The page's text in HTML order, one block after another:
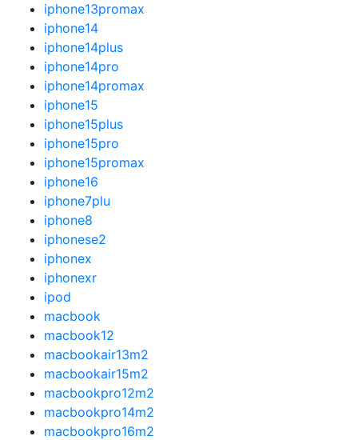
iphone13promax
iphone14
iphone14plus
iphone14pro
iphone14promax
iphone15
iphone15plus
iphone15pro
iphone15promax
iphone16
iphone7plu
iphone8
iphonese2
iphonex
iphonexr
ipod
macbook
macbook12
macbookair13m2
macbookair15m2
macbookpro12m2
macbookpro14m2
macbookpro16m2